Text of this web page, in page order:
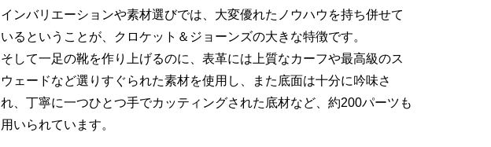
インバリエーションや素材選びでは、大変優れたノウハウを持ち併せて
いるということが、クロケット＆ジョーンズの大きな特徴です。
そして一足の靴を作り上げるのに、表革には上質なカーフや最高級のス
ウェードなど選りすぐられた素材を使用し、また底面は十分に吟味さ
れ、丁寧に一つひとつ手でカッティングされた底材など、約200パーツも
用いられています。